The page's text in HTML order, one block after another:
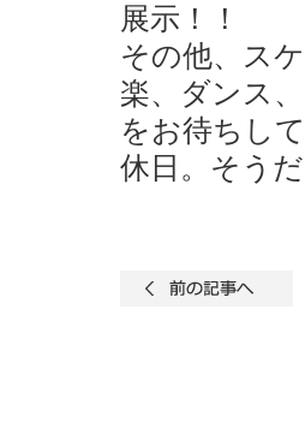
展示！！
その他、ス
楽、ダンス
をお待ちし
休日。そう